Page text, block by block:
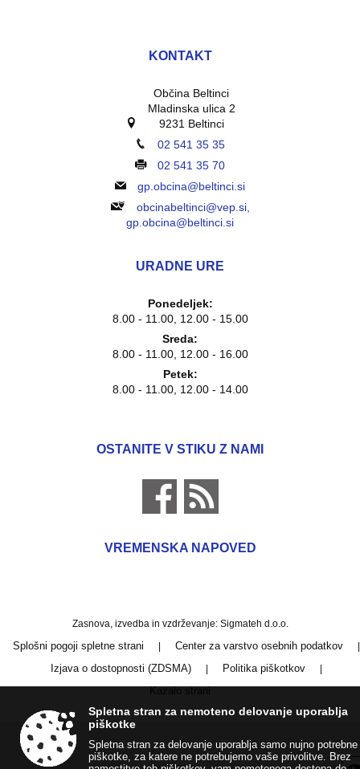
KONTAKT
Občina Beltinci
Mladinska ulica 2
9231 Beltinci
02 541 35 35
02 541 35 70
gp.obcina@beltinci.si
obcinabeltinci@vep.si,
gp.obcina@beltinci.si
URADNE URE
Ponedeljek:
8.00 - 11.00, 12.00 - 15.00
Sreda:
8.00 - 11.00, 12.00 - 16.00
Petek:
8.00 - 11.00, 12.00 - 14.00
OSTANITE V STIKU Z NAMI
VREMENSKA NAPOVED
Zasnova, izvedba in vzdrževanje: Sigmateh d.o.o.
Splošni pogoji spletne strani | Center za varstvo osebnih podatkov |
Izjava o dostopnosti (ZDSMA) | Politika piškotkov |
Kazalo strani
Spletna stran za nemoteno delovanje uporablja
piškotke
Spletna stran za delovanje uporablja samo nujno potrebne
piškotke, za katere ne potrebujemo vaše privolitve. Brez